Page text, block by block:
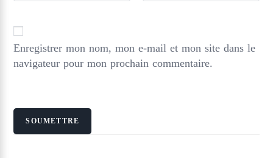
Enregistrer mon nom, mon e-mail et mon site dans le
navigateur pour mon prochain commentaire.